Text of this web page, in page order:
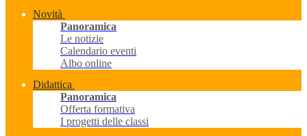
Novità
Panoramica
Le notizie
Calendario eventi
Albo online
Didattica
Panoramica
Offerta formativa
I progetti delle classi